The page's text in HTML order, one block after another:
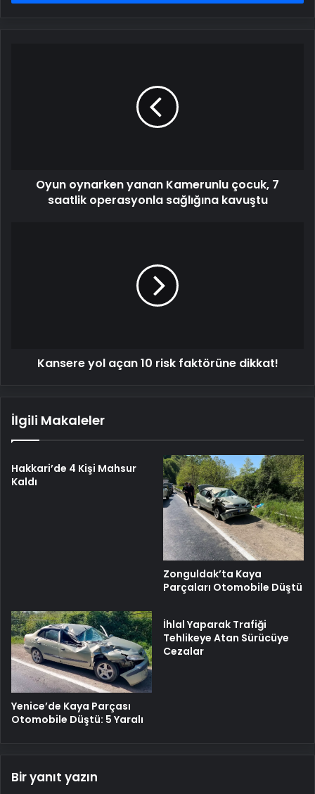
kavuştuOyun oynarken yanan Kamerunlu çocuk, 7
saatlik operasyonla sağlığına kavuştu
Kansere yol açan 10 risk faktörüne dikkat!
İlgili Makaleler
Hakkari’de 4 Kişi Mahsur
Kaldı
Zonguldak’ta Kaya
Parçaları Otomobile Düştü
Yenice’de Kaya Parçası
Otomobile Düştü: 5 Yaralı
İhlal Yaparak Trafiği
Tehlikeye Atan Sürücüye
Cezalar
Bir yanıt yazın